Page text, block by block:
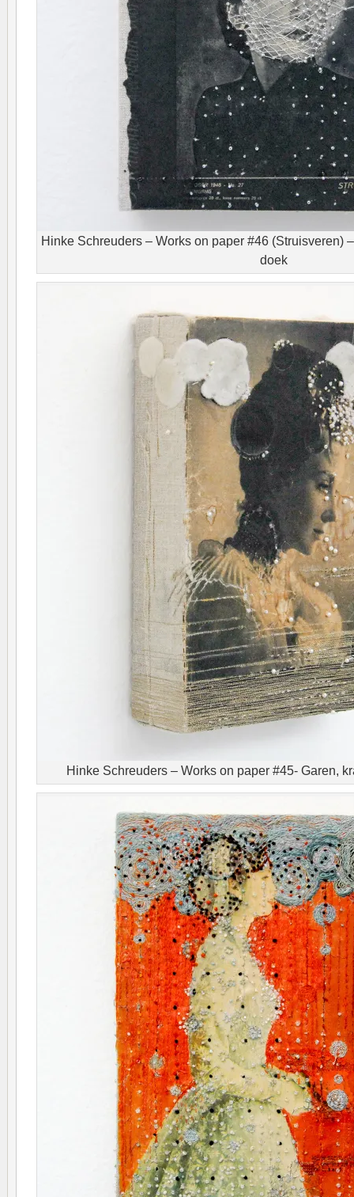
Hinke Schreuders – Works on paper #46 (Struisveren)
doek
Hinke Schreuders – Works on paper #45- Garen,